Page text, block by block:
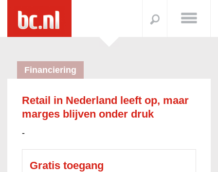
Financiering
Retail in Nederland leeft op, maar
marges blijven onder druk
-
Gratis toegang